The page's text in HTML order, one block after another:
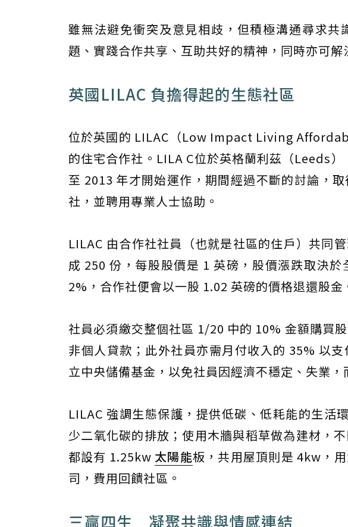
雖無法避免衝突及意見相歧，但積極溝通尋求
題、實踐合作共享、互助共好的精神，同時亦可解
英國LILAC 負擔得起的生態社區
位於英國的 LILAC（Low Impact Living
的住宅合作社。LILA C位於英格蘭利茲（Leeds
至 2013 年才開始運作，期間經過不斷的討論，
社，並聘用專業人士協助。
LILAC 由合作社社員（也就是社區的住戶）共同
成 250 份，每股股價是 1 英磅，股價漲跌取決
2%，合作社便會以一股 1.02 英磅的價格退還股金
社員必須繳交整個社區 1/20 中的 10% 金額購買
非個人貸款；此外社員亦需月付收入的 35% 以
立中央儲備基金，以免社員因經濟不穩定、失業，
LILAC 強調生態保護，提供低碳、低耗能的生活
少二氧化碳的排放；使用木牆與稻草做為建材，
都設有 1.25kw 太陽能板，共用屋頂則是 4kw，
司，費用回饋社區。
三贏四生 凝聚共識與情感連結